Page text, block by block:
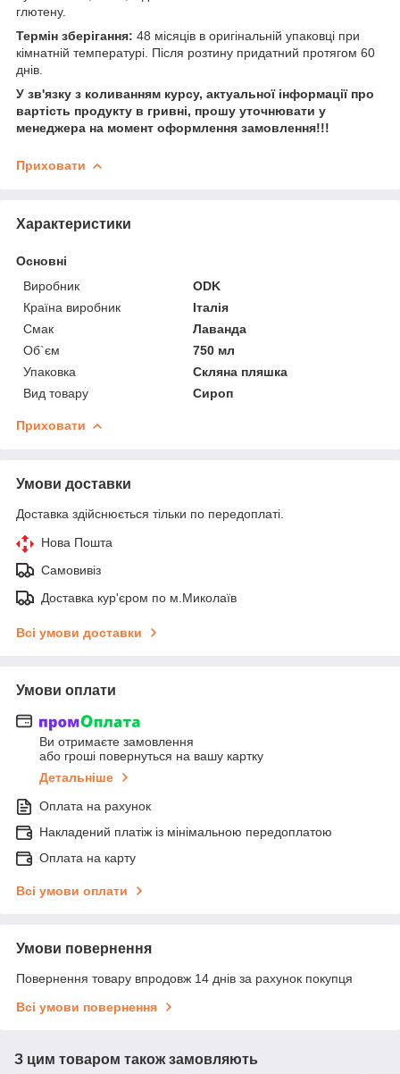
глютену.
Термін зберігання: 48 місяців в оригінальній упаковці при
кімнатній температурі. Після розтину придатний протягом 60
днів.
У зв'язку з коливанням курсу, актуальної інформації про
вартість продукту в гривні, прошу уточнювати у
менеджера на момент оформлення замовлення!!!
Приховати
Характеристики
Основні
Виробник
ODK
Країна виробник
Італія
Смак
Лаванда
Об`єм
750 мл
Упаковка
Скляна пляшка
Вид товару
Сироп
Приховати
Умови доставки
Доставка здійснюється тільки по передоплаті.
Нова Пошта
Самовивіз
Доставка кур'єром по м.Миколаїв
Всі умови доставки
Умови оплати
Ви отримаєте замовлення
або гроші повернуться на вашу картку
Детальніше
Оплата на рахунок
Накладений платіж із мінімальною передоплатою
Оплата на карту
Всі умови оплати
Умови повернення
Повернення товару впродовж 14 днів за рахунок покупця
Всі умови повернення
З цим товаром також замовляють